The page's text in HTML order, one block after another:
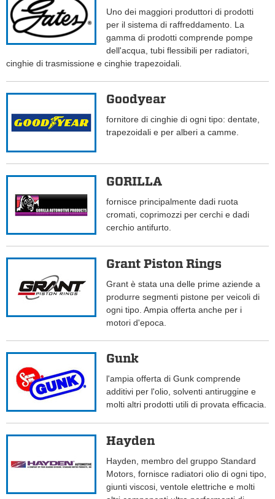
Uno dei maggiori produttori di prodotti
per il sistema di raffreddamento. La
gamma di prodotti comprende pompe
dell'acqua, tubi flessibili per radiatori,
cinghie di trasmissione e cinghie trapezoidali.
Goodyear
fornitore di cinghie di ogni tipo: dentate,
trapezoidali e per alberi a camme.
GORILLA
fornisce principalmente dadi ruota
cromati, coprimozzi per cerchi e dadi
cerchio antifurto.
Grant Piston Rings
Grant è stata una delle prime aziende a
produrre segmenti pistone per veicoli di
ogni tipo. Ampia offerta anche per i
motori d'epoca.
Gunk
l'ampia offerta di Gunk comprende
additivi per l'olio, solventi antiruggine e
molti altri prodotti utili di provata efficacia.
Hayden
Hayden, membro del gruppo Standard
Motors, fornisce radiatori olio di ogni tipo,
giunti viscosi, ventole elettriche e molti